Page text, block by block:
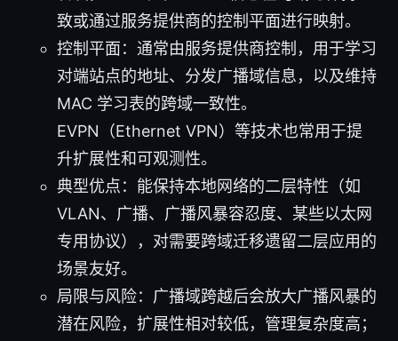
致或通过服务提供商的控制平面进行映射。
控制平面：通常由服务提供商控制，用于学习
对端站点的地址、分发广播域信息，以及维持
MAC 学习表的跨域一致性。
EVPN（Ethernet VPN）等技术也常用于提
升扩展性和可观测性。
典型优点：能保持本地网络的二层特性（如
VLAN、广播、广播风暴容忍度、某些以太网
专用协议），对需要跨域迁移遗留二层应用的
场景友好。
局限与风险：广播域跨越后会放大广播风暴的
潜在风险，扩展性相对较低，管理复杂度高；